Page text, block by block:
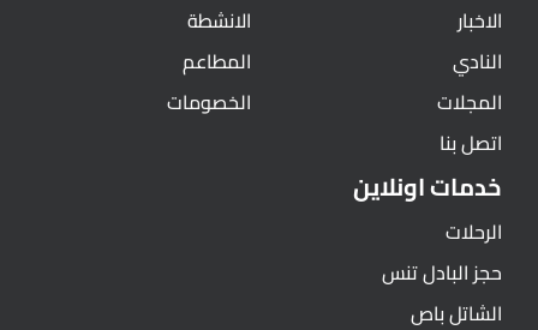
الاخبار
النادي
المجلات
اتصل بنا
الانشطة
المطاعم
الخصومات
خدمات اونلاين
الرحلات
حجز البادل تنس
الشاتل باص